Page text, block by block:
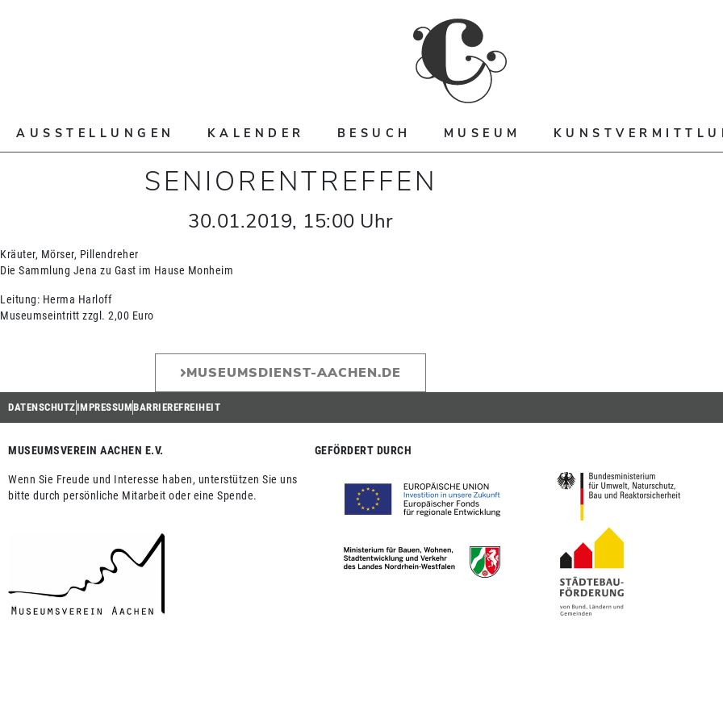
AUSSTELLUNGEN KALENDER BESUCH MUSEUM
SENIORENTREFFEN
30.01.2019, 15:00 Uhr
Kräuter, Mörser, Pillendreher
Die Sammlung Jena zu Gast im Hause Monheim
Leitung: Herma Harloff
Museumseintritt zzgl. 2,00 Euro
MUSEUMSDIENST-AACHEN.DE
DATENSCHUTZIMPRESSUMBARRIEREFREIHEIT
MUSEUMSVEREIN AACHEN E.V.
Wenn Sie Freude und Interesse haben, unterstützen Sie uns
bitte durch persönliche Mitarbeit oder eine Spende.
GEFÖRDERT DURCH